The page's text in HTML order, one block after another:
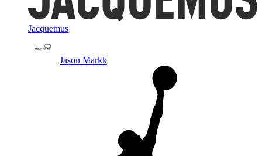
Jacquemus
Jason Markk